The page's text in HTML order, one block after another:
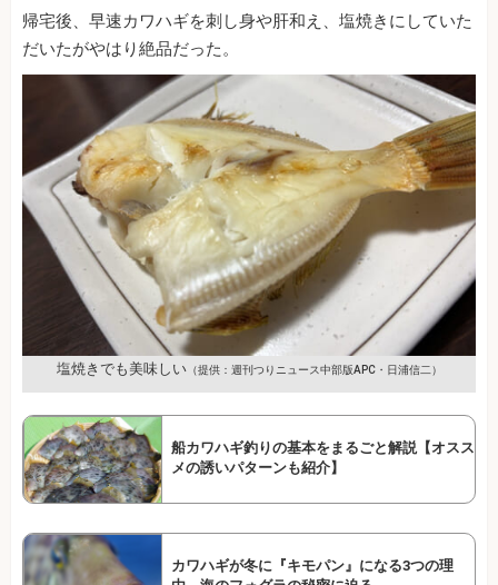
帰宅後、早速カワハギを刺し身や肝和え、塩焼きにしていた
だいたがやはり絶品だった。
塩焼きでも美味しい（提供：週刊つりニュース中部版APC・日浦信二）
船カワハギ釣りの基本をまるごと解説【オスス
メの誘いパターンも紹介】
カワハギが冬に『キモパン』になる3つの理